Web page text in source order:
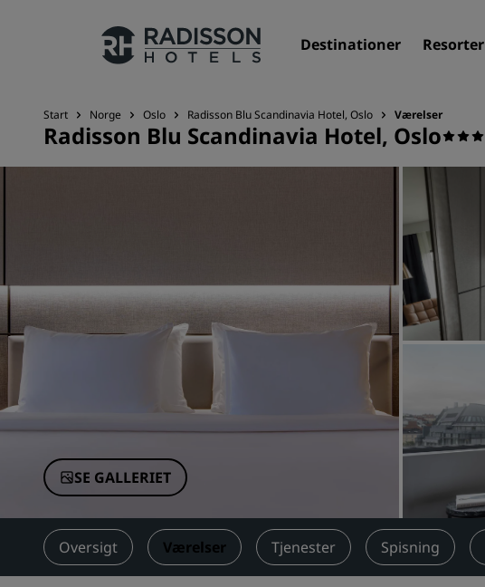
Destinationer Resorter
Vores brands
Tilknyttede brands i Kina
Start Norge Oslo Radisson Blu Scandinavia Hotel, Oslo Værelser
Radisson Blu Scandinavia Hotel, Oslo
SE GALLERIET
Oversigt Værelser Tjenester Spisning